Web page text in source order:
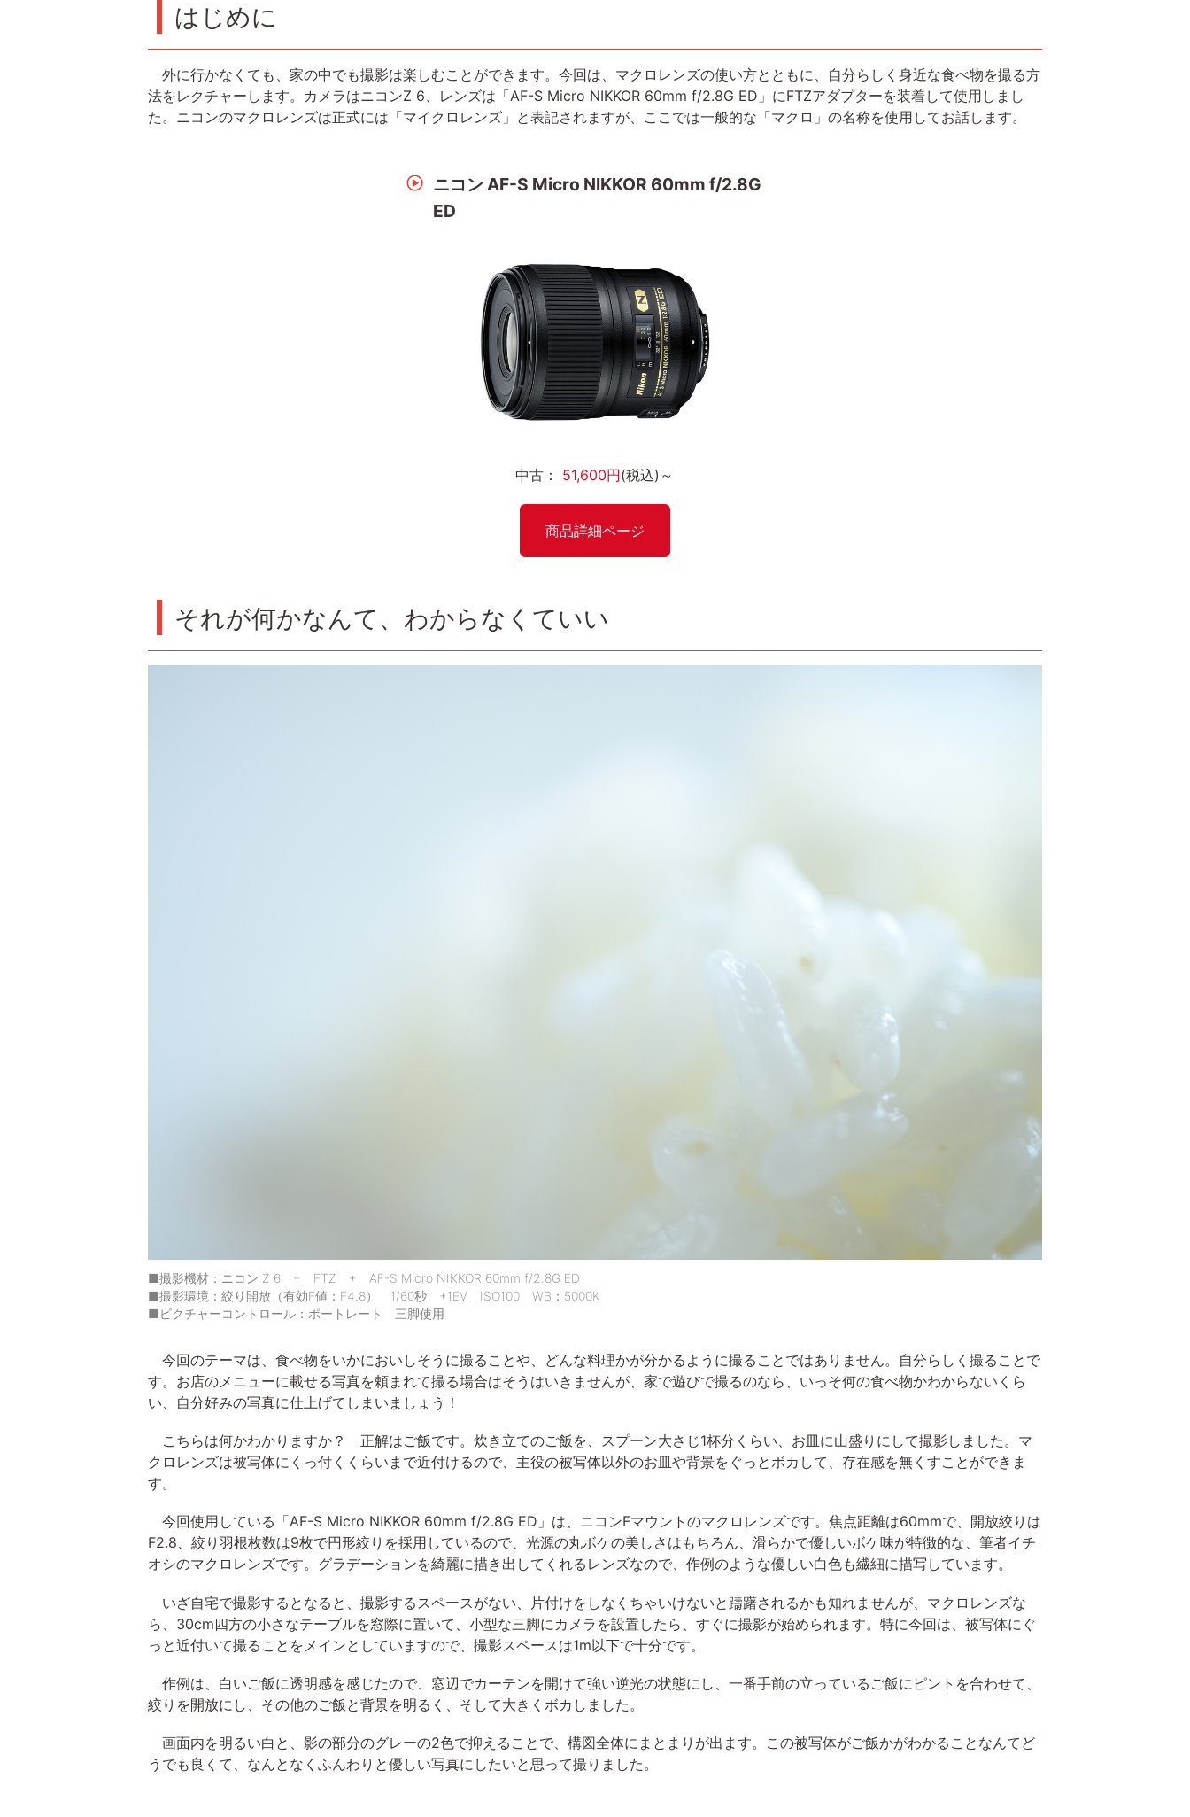
はじめに
外に行かなくても、家の中でも撮影は楽しむことができます。今回は、マクロレンズの使い方とともに、自分らしく身近な食べ物を撮る方
法をレクチャーします。カメラはニコンZ 6、レンズは「AF-S Micro NIKKOR 60mm f/2.8G ED」にFTZアダプターを装着して使用しまし
た。ニコンのマクロレンズは正式には「マイクロレンズ」と表記されますが、ここでは一般的な「マクロ」の名称を使用してお話します。
ニコン AF-S Micro NIKKOR 60mm f/2.8G
ED
中古： 51,600円(税込)～
商品詳細ページ
それが何かなんて、わからなくていい
■撮影機材：ニコン Z 6 + FTZ + AF-S Micro NIKKOR 60mm f/2.8G ED
■撮影環境：絞り開放（有効F値：F4.8） 1/60秒 +1EV ISO100 WB：5000K
■ピクチャーコントロール：ポートレート 三脚使用
今回のテーマは、食べ物をいかにおいしそうに撮ることや、どんな料理かが分かるように撮ることではありません。自分らしく撮ることで
す。お店のメニューに載せる写真を頼まれて撮る場合はそうはいきませんが、家で遊びで撮るのなら、いっそ何の食べ物かわからないくら
い、自分好みの写真に仕上げてしまいましょう！
こちらは何かわかりますか？ 正解はご飯です。炊き立てのご飯を、スプーン大さじ1杯分くらい、お皿に山盛りにして撮影しました。マ
クロレンズは被写体にくっ付くくらいまで近付けるので、主役の被写体以外のお皿や背景をぐっとボカして、存在感を無くすことができま
す。
今回使用している「AF-S Micro NIKKOR 60mm f/2.8G ED」は、ニコンFマウントのマクロレンズです。焦点距離は60mmで、開放絞りは
F2.8、絞り羽根枚数は9枚で円形絞りを採用しているので、光源の丸ボケの美しさはもちろん、滑らかで優しいボケ味が特徴的な、筆者イチ
オシのマクロレンズです。グラデーションを綺麗に描き出してくれるレンズなので、作例のような優しい白色も繊細に描写しています。
いざ自宅で撮影するとなると、撮影するスペースがない、片付けをしなくちゃいけないと躊躇されるかも知れませんが、マクロレンズな
ら、30cm四方の小さなテーブルを窓際に置いて、小型な三脚にカメラを設置したら、すぐに撮影が始められます。特に今回は、被写体にぐ
っと近付いて撮ることをメインとしていますので、撮影スペースは1m以下で十分です。
作例は、白いご飯に透明感を感じたので、窓辺でカーテンを開けて強い逆光の状態にし、一番手前の立っているご飯にピントを合わせて、
絞りを開放にし、その他のご飯と背景を明るく、そして大きくボカしました。
画面内を明るい白と、影の部分のグレーの2色で抑えることで、構図全体にまとまりが出ます。この被写体がご飯かがわかることなんてど
うでも良くて、なんとなくふんわりと優しい写真にしたいと思って撮りました。